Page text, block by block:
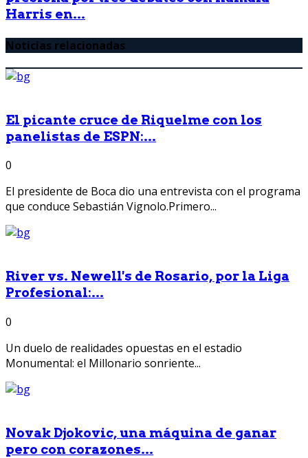
Harris en...
Noticias relacionadas
El picante cruce de Riquelme con los
panelistas de ESPN:...
0
El presidente de Boca dio una entrevista con el programa
que conduce Sebastián Vignolo.Primero...
River vs. Newell's de Rosario, por la Liga
Profesional:...
0
Un duelo de realidades opuestas en el estadio
Monumental: el Millonario sonriente...
Novak Djokovic, una máquina de ganar
pero con corazones...